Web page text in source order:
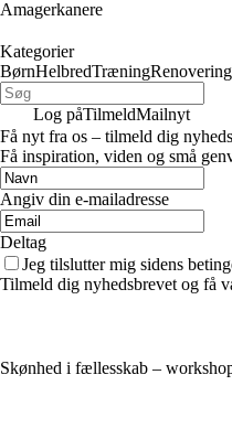
Amagerkanere
Kategorier
BørnHelbredTræningRenovering
Log påTilmeldMailnyt
Få nyt fra os – tilmeld dig
Få inspiration, viden og små
Angiv din e-mailadresse
Deltag
Jeg tilslutter mig sidens
Tilmeld dig nyhedsbrevet og få
Skønhed i fællesskab –